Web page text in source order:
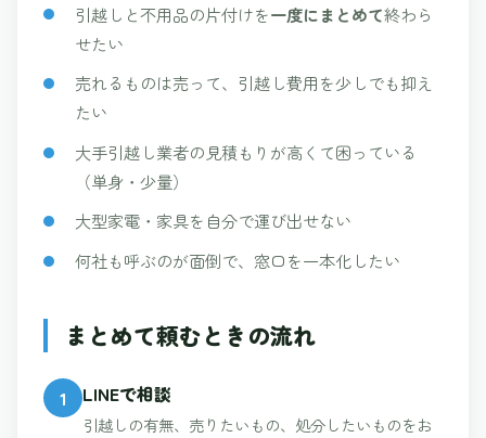
引越しと不用品の片付けを一度にまとめて終わら
せたい
売れるものは売って、引越し費用を少しでも抑え
たい
大手引越し業者の見積もりが高くて困っている
（単身・少量）
大型家電・家具を自分で運び出せない
何社も呼ぶのが面倒で、窓口を一本化したい
まとめて頼むときの流れ
1 LINEで相談
引越しの有無、売りたいもの、処分したいものをお